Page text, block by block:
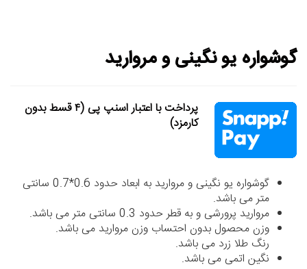
گوشواره یو نگینی و مروارید
پرداخت با اعتبار اسنپ پی (۴ قسط بدون
کارمزد)
گوشواره یو نگینی و مروارید به ابعاد حدود 0.6*0.7 سانتی
متر می باشد.
مروارید پرورشی و به قطر حدود 0.3 سانتی متر می باشد.
وزن محصول بدون احتساب وزن مروارید می باشد.
رنگ طلا زرد می باشد.
نگین اتمی می باشد.